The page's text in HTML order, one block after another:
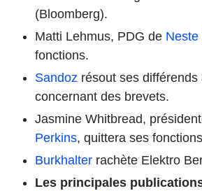
(Bloomberg).
Matti Lehmus, PDG de Neste
fonctions.
Sandoz résout ses différends
concernant des brevets.
Jasmine Whitbread,
Perkins, quittera ses
Burkhalter rachète Elektro
Les principales